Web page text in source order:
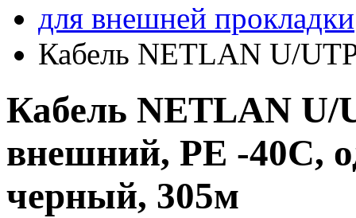
для внешней прокладки
Кабель NETLAN U/
Кабель NETLAN U/
внешний, PE -40C,
черный, 305м